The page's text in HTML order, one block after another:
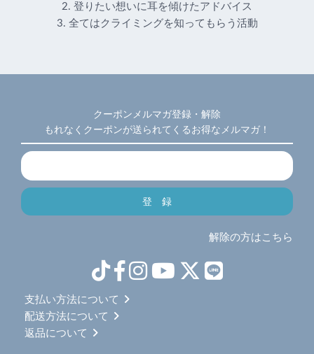
2. 登りたい想いに耳を傾けたアドバイス
3. 全てはクライミングを知ってもらう活動
クーポンメルマガ登録・解除
もれなくクーポンが送られてくるお得なメルマガ！
解除の方はこちら
支払い方法について
配送方法について
返品について